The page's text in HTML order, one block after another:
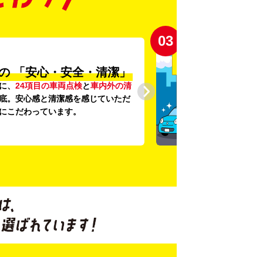
「安心・安全・清潔」
、 24項目の車両点検と車内外の清
。安心感と清潔感を感じていただ
こだわっています。
03